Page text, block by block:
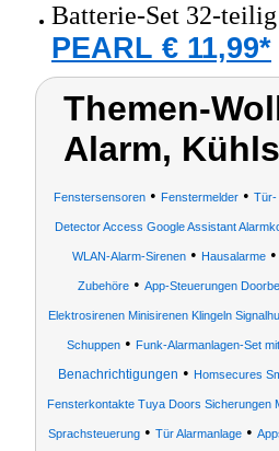
Batterie-Set 32-
PEARL € 11,99*
Themen-
Alarm,
Fenstersensoren• Fenstermelder• Tür-
Detector Access Google Assistant
WLAN-Alarm-Sirenen • Hausalarme
Zubehöre • App-Steuerungen
Elektrosirenen Minisirenen Klingeln
Schuppen• Funk-Alarmanlagen-Set
Benachrichtigungen • Homsecures
Fensterkontakte Tuya Doors Sicherungen
Sprachsteuerung• Tür Alarmanlage•